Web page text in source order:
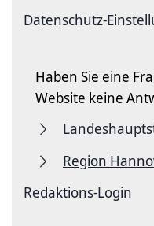
Datenschutz-
Haben Sie eine
Website keine
Region
Redaktions-Login